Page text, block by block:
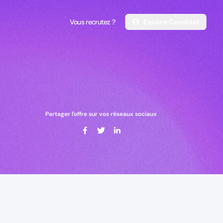
Vous recrutez ?
Vous recrutez ?
Partager l'offre sur vos réseaux sociaux